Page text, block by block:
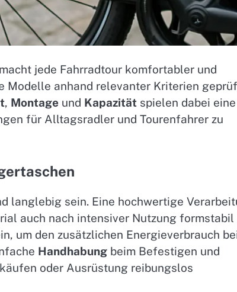
macht jede Fahrradtour komfortabler und
Modelle anhand relevanter Kriterien
, Montage und Kapazität spielen dabei eine
für Alltagsradler und Tourenfahrer zu
langlebig sein. Eine hochwertige
auch nach intensiver Nutzung formstabil
um den zusätzlichen Energieverbrauch
Handhabung beim Befestigen und
oder Ausrüstung reibungslos